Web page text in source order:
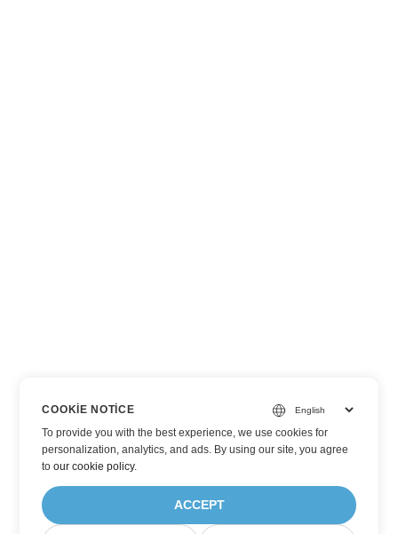
COOKIE NOTICE
To provide you with the best experience, we use cookies for
personalization, analytics, and ads. By using our site, you agree
toour cookie policy.
ACCEPT